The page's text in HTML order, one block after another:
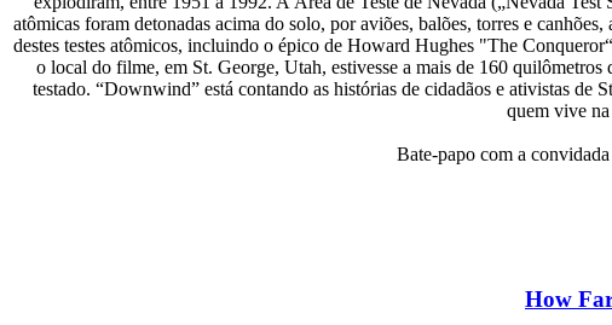
atômicas foram detonadas acima do solo, por aviões, balões, torres e
destes testes atômicos, incluindo o épico de Howard Hughes "The
o local do filme, em St. George, Utah, estivesse a mais de 160
testado. “Downwind” está contando as histórias de cidadãos e ativistas de
quem vive
Bate-papo com a convidada
How